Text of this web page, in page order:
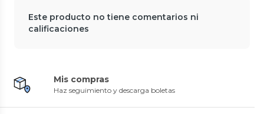
Este producto no tiene comentarios ni
calificaciones
Mis compras
Haz seguimiento y descarga boletas